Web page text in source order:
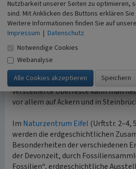
Fossilienacker
Auf der Hochfläche über dem Urfttal
genannten Fossilienacker Fossilien
Mitteldevonzeit finden. Der Raum
Devonzeit südlich des Äquators in
Meeresstraße im Bereich eines
Dieses Meer wurde von vielen, vor
riffbesiedelnden Organismen
versteinerte Überreste kann man
vor allem auf Äckern und in
Im Naturzentrum Eifel (Urftstr. 2–4,
werden die erdgeschichtlichen
Besonderheiten der verschiedenen
der Devonzeit, durch
Fossilien“, erdgeschichtliche
Nutzbarkeit unserer Seiten zu optimieren,
sind. Mit Anklicken des Buttons erklären
Weitere Informationen finden Sie auf
Impressum | Datenschutz
Notwendige Cookies
Webanalyse